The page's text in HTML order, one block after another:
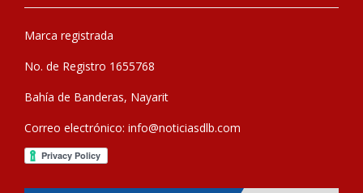
Marca registrada
No. de Registro 1655768
Bahía de Banderas, Nayarit
Correo electrónico: info@noticiasdlb.com